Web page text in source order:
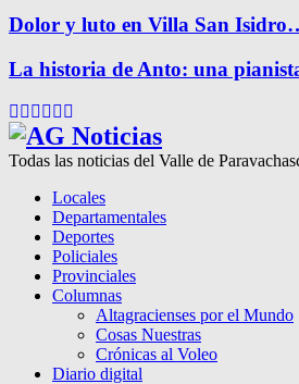
Dolor y luto en Villa San
La historia de Anto: una
Facebook
Twitter
Instagram
Pinterest
Google
Todas las noticias del Valle de
Locales
Departamentales
Deportes
Policiales
Provinciales
Columnas
Altagracienses por el Mundo
Cosas Nuestras
Crónicas al Voleo
Diario digital